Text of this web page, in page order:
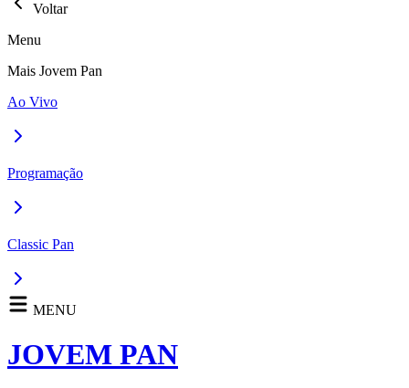
Voltar
Menu
Mais Jovem Pan
Ao Vivo
Programação
Classic Pan
MENU
JOVEM PAN